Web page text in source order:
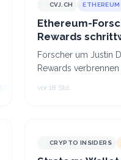
CVJ.CHCVJ.CH ETHEREUM
Ethereum-
Rewards
Forscher um Justin
Rewards
vor 18 Std.
CRYPTO INSIDERS